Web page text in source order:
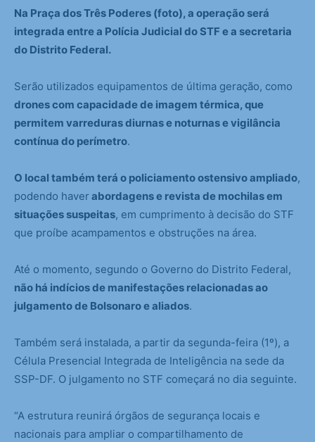
Na Praça dos Três Poderes (foto), a operação será
integrada entre a Polícia Judicial do STF e a secretaria
do Distrito Federal.
Serão utilizados equipamentos de última geração, como
drones com capacidade de imagem térmica, que
permitem varreduras diurnas e noturnas e vigilância
contínua do perímetro.
O local também terá o policiamento ostensivo ampliado,
podendo haver abordagens e revista de mochilas em
situações suspeitas, em cumprimento à decisão do STF
que proíbe acampamentos e obstruções na área.
Até o momento, segundo o Governo do Distrito Federal,
não há indícios de manifestações relacionadas ao
julgamento de Bolsonaro e aliados.
Também será instalada, a partir da segunda-feira (1º), a
Célula Presencial Integrada de Inteligência na sede da
SSP-DF. O julgamento no STF começará no dia seguinte.
“A estrutura reunirá órgãos de segurança locais e
nacionais para ampliar o compartilhamento de